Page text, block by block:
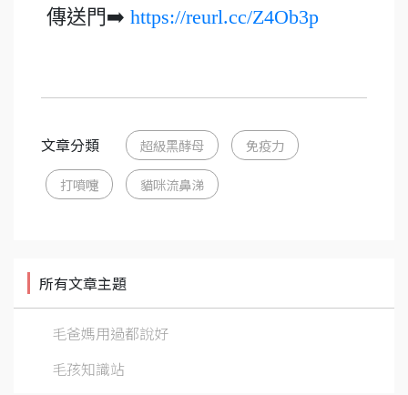
傳送門➡️ https://reurl.cc/Z4Ob3p
文章分類 超級黑酵母 免疫力
打噴嚏 貓咪流鼻涕
所有文章主題
毛爸媽用過都說好
毛孩知識站